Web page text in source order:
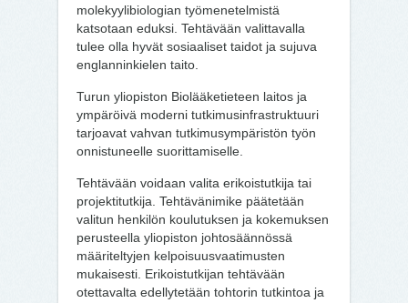
molekyylibiologian työmenetelmistä
katsotaan eduksi. Tehtävään valittavalla
tulee olla hyvät sosiaaliset taidot ja sujuva
englanninkielen taito.
Turun yliopiston Biolääketieteen laitos ja
ympäröivä moderni tutkimusinfrastruktuuri
tarjoavat vahvan tutkimusympäristön työn
onnistuneelle suorittamiselle.
Tehtävään voidaan valita erikoistutkija tai
projektitutkija. Tehtävänimike päätetään
valitun henkilön koulutuksen ja kokemuksen
perusteella yliopiston johtosäännössä
määriteltyjen kelpoisuusvaatimusten
mukaisesti. Erikoistutkijan tehtävään
otettavalta edellytetään tohtorin tutkintoa ja